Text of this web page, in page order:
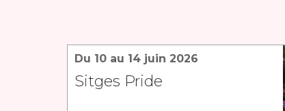
Du 10 au 14 juin 2026
Sitges Pride